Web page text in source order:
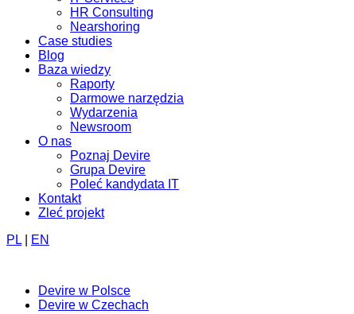
HR Consulting
Nearshoring
Case studies
Blog
Baza wiedzy
Raporty
Darmowe narzędzia
Wydarzenia
Newsroom
O nas
Poznaj Devire
Grupa Devire
Poleć kandydata IT
Kontakt
Zleć projekt
PL
EN
Devire w Polsce
Devire w Czechach